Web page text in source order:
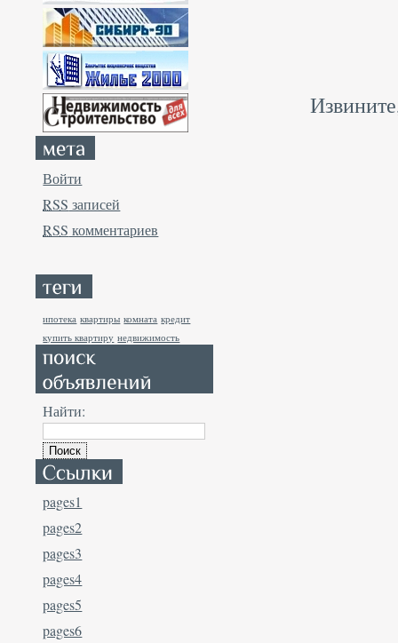
Войти
RSS записей
RSS комментариев
ипотека квартиры комната кредит
купить квартиру недвижимость
Найти:
pages1
pages2
pages3
pages4
pages5
pages6